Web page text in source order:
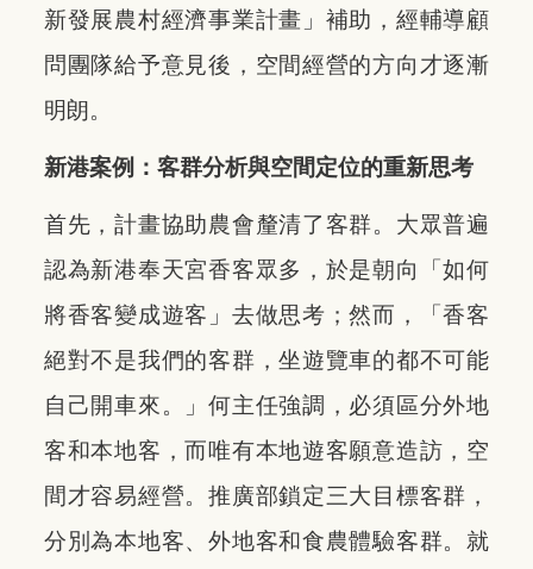
新發展農村經濟事業計畫」補助，經輔導顧
問團隊給予意見後，空間經營的方向才逐漸
明朗。
新港案例：客群分析與空間定位的重新思考
首先，計畫協助農會釐清了客群。大眾普遍
認為新港奉天宮香客眾多，於是朝向「如何
將香客變成遊客」去做思考；然而，「香客
絕對不是我們的客群，坐遊覽車的都不可能
自己開車來。」何主任強調，必須區分外地
客和本地客，而唯有本地遊客願意造訪，空
間才容易經營。推廣部鎖定三大目標客群，
分別為本地客、外地客和食農體驗客群。就